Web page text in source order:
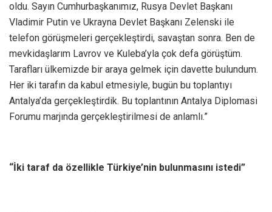
oldu. Sayın Cumhurbaşkanımız, Rusya Devlet Başkanı
Vladimir Putin ve Ukrayna Devlet Başkanı Zelenski ile
telefon görüşmeleri gerçekleştirdi, savaştan sonra. Ben de
mevkidaşlarım Lavrov ve Kuleba’yla çok defa görüştüm.
Tarafları ülkemizde bir araya gelmek için davette bulundum.
Her iki tarafın da kabul etmesiyle, bugün bu toplantıyı
Antalya’da gerçekleştirdik. Bu toplantının Antalya Diplomasi
Forumu marjında gerçekleştirilmesi de anlamlı.”
“İki taraf da özellikle Türkiye’nin bulunmasını istedi”